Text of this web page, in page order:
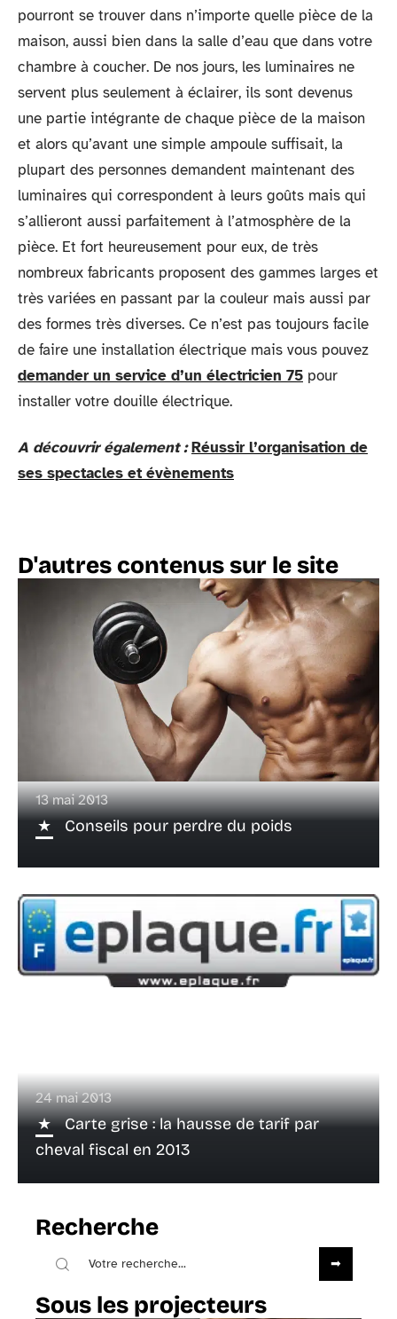
pourront se trouver dans n’importe quelle pièce de la
maison, aussi bien dans la salle d’eau que dans votre
chambre à coucher. De nos jours, les luminaires ne
servent plus seulement à éclairer, ils sont devenus
une partie intégrante de chaque pièce de la maison
et alors qu’avant une simple ampoule suffisait, la
plupart des personnes demandent maintenant des
luminaires qui correspondent à leurs goûts mais qui
s’allieront aussi parfaitement à l’atmosphère de la
pièce. Et fort heureusement pour eux, de très
nombreux fabricants proposent des gammes larges et
très variées en passant par la couleur mais aussi par
des formes très diverses. Ce n’est pas toujours facile
de faire une installation électrique mais vous pouvez
demander un service d’un électricien 75 pour
installer votre douille électrique.
A découvrir également : Réussir l’organisation de
ses spectacles et évènements
D'autres contenus sur le site
13 mai 2013
Conseils pour perdre du poids
24 mai 2013
Carte grise : la hausse de tarif par
cheval fiscal en 2013
Recherche
Sous les projecteurs